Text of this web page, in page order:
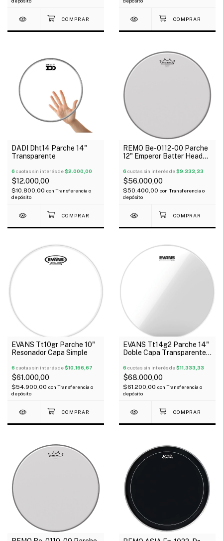
DADI Dht14 Parche 14"
Transparente
6 cuotas sin interés de$2.000,00
$12.000,00
$10.800,00 con Transferencia o
depósito
REMO Be-0112-00 Parche
12" Emperor Batter Head
6 cuotas sin interés de$9.333,33
$56.000,00
$50.400,00 con Transferencia o
depósito
EVANS Tt10gr Parche 10"
Resonador Capa Simple
6 cuotas sin interés de$10.166,67
$61.000,00
$54.900,00 con Transferencia o
depósito
EVANS Tt14g2 Parche 14"
Doble Capa Transparente
6 cuotas sin interés de$11.333,33
$68.000,00
$61.200,00 con Transferencia o
depósito